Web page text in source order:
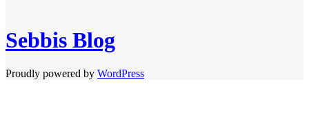
Sebbis Blog
Proudly powered by WordPress